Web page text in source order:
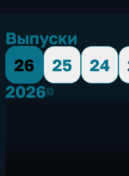
Выпуски
26
25 24
20262026